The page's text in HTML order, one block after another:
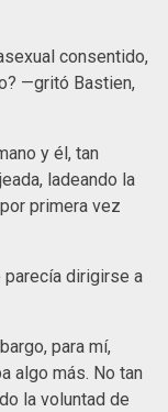
consentido,
—gritó Bastien,
y él, tan
ladeando la
primera vez
dirigirse a
para mí,
algo más. No tan
la voluntad de